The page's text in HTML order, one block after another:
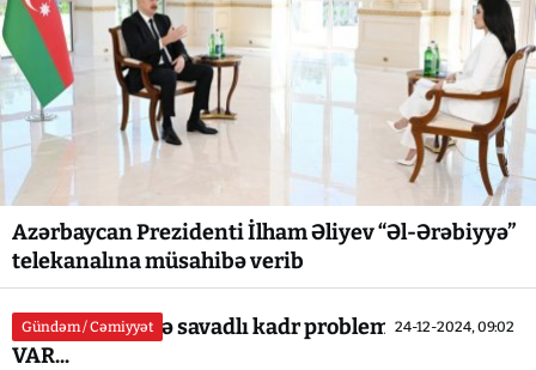
Azərbaycan Prezidenti İlham Əliyev “Əl-Ərəbiyyə”
telekanalına müsahibə verib
Gündəm / Cəmiyyət 24-12-2024, 09:02
Lerik təhsilində savadlı kadr problemi - İTTİHAM
VAR...